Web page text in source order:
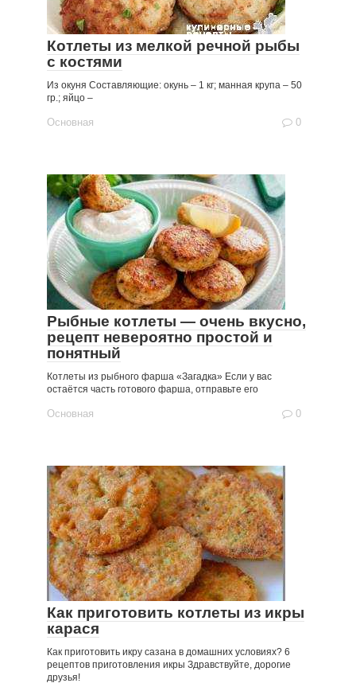
Котлеты из мелкой речной рыбы
с костями
Из окуня Составляющие: окунь – 1 кг; манная крупа – 50
гр.; яйцо –
Основная 0
Рыбные котлеты — очень вкусно,
рецепт невероятно простой и
понятный
Котлеты из рыбного фарша «Загадка» Если у вас
остаётся часть готового фарша, отправьте его
Основная 0
Как приготовить котлеты из икры
карася
Как приготовить икру сазана в домашних условиях? 6
рецептов приготовления икры Здравствуйте, дорогие
друзья!